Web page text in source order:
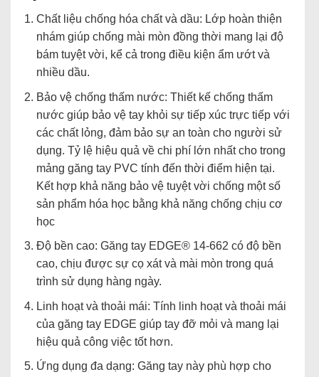
Chất liệu chống hóa chất và dầu: Lớp hoàn thiện
nhám giúp chống mài mòn đồng thời mang lại độ
bám tuyệt vời, kể cả trong điều kiện ẩm ướt và
nhiều dầu.
Bảo vệ chống thấm nước: Thiết kế chống thấm
nước giúp bảo vệ tay khỏi sự tiếp xúc trực tiếp với
các chất lỏng, đảm bảo sự an toàn cho người sử
dụng. Tỷ lệ hiệu quả về chi phí lớn nhất cho trong
mảng găng tay PVC tính đến thời điểm hiện tại.
Kết hợp khả năng bảo vệ tuyệt vời chống một số
sản phẩm hóa học bằng khả năng chống chịu cơ
học
Độ bền cao: Găng tay EDGE® 14-662 có độ bền
cao, chịu được sự cọ xát và mài mòn trong quá
trình sử dụng hàng ngày.
Linh hoạt và thoải mái: Tính linh hoạt và thoải mái
của găng tay EDGE giúp tay đỡ mỏi và mang lại
hiệu quả công việc tốt hơn.
Ứng dụng đa dạng: Găng tay này phù hợp cho